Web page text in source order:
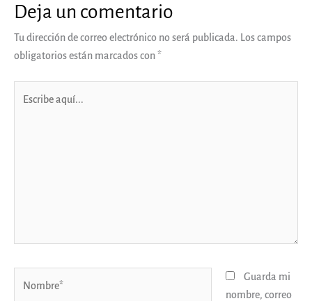
Deja un comentario
Tu dirección de correo electrónico no será publicada. Los campos
obligatorios están marcados con*
Guarda mi
nombre, correo